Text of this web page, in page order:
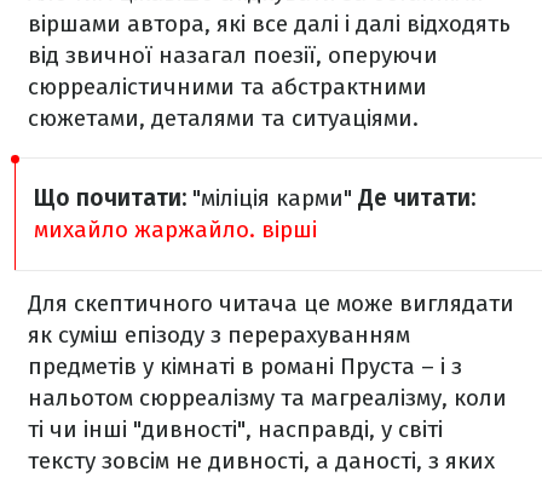
віршами автора, які все далі і далі відходять
від звичної назагал поезії, оперуючи
сюрреалістичними та абстрактними
сюжетами, деталями та ситуаціями.
Що почитати: "міліція карми" Де читати:
михайло жаржайло. вірші
Для скептичного читача це може виглядати
як суміш епізоду з перерахуванням
предметів у кімнаті в романі Пруста – і з
нальотом сюрреалізму та магреалізму, коли
ті чи інші "дивності", насправді, у світі
тексту зовсім не дивності, а даності, з яких